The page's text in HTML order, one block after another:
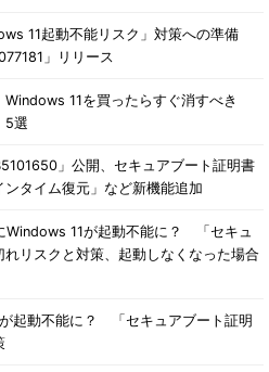
11起動不能リスク」対策への準備
」リリース
11を買ったらすぐ消すべき
5選
」公開、セキュアブート証明書
タイム復元」など新機能追加
Windows 11が起動不能に？ 「セキュ
リスクと対策、起動しなくなった場合
起動不能に？ 「セキュアブート証明